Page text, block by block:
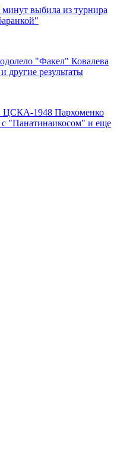
минут выбила из турнира
"Факел" Ковалева
другие результаты
ЦСКА-1948 Пархоменко
"Панатинаикосом" и еще